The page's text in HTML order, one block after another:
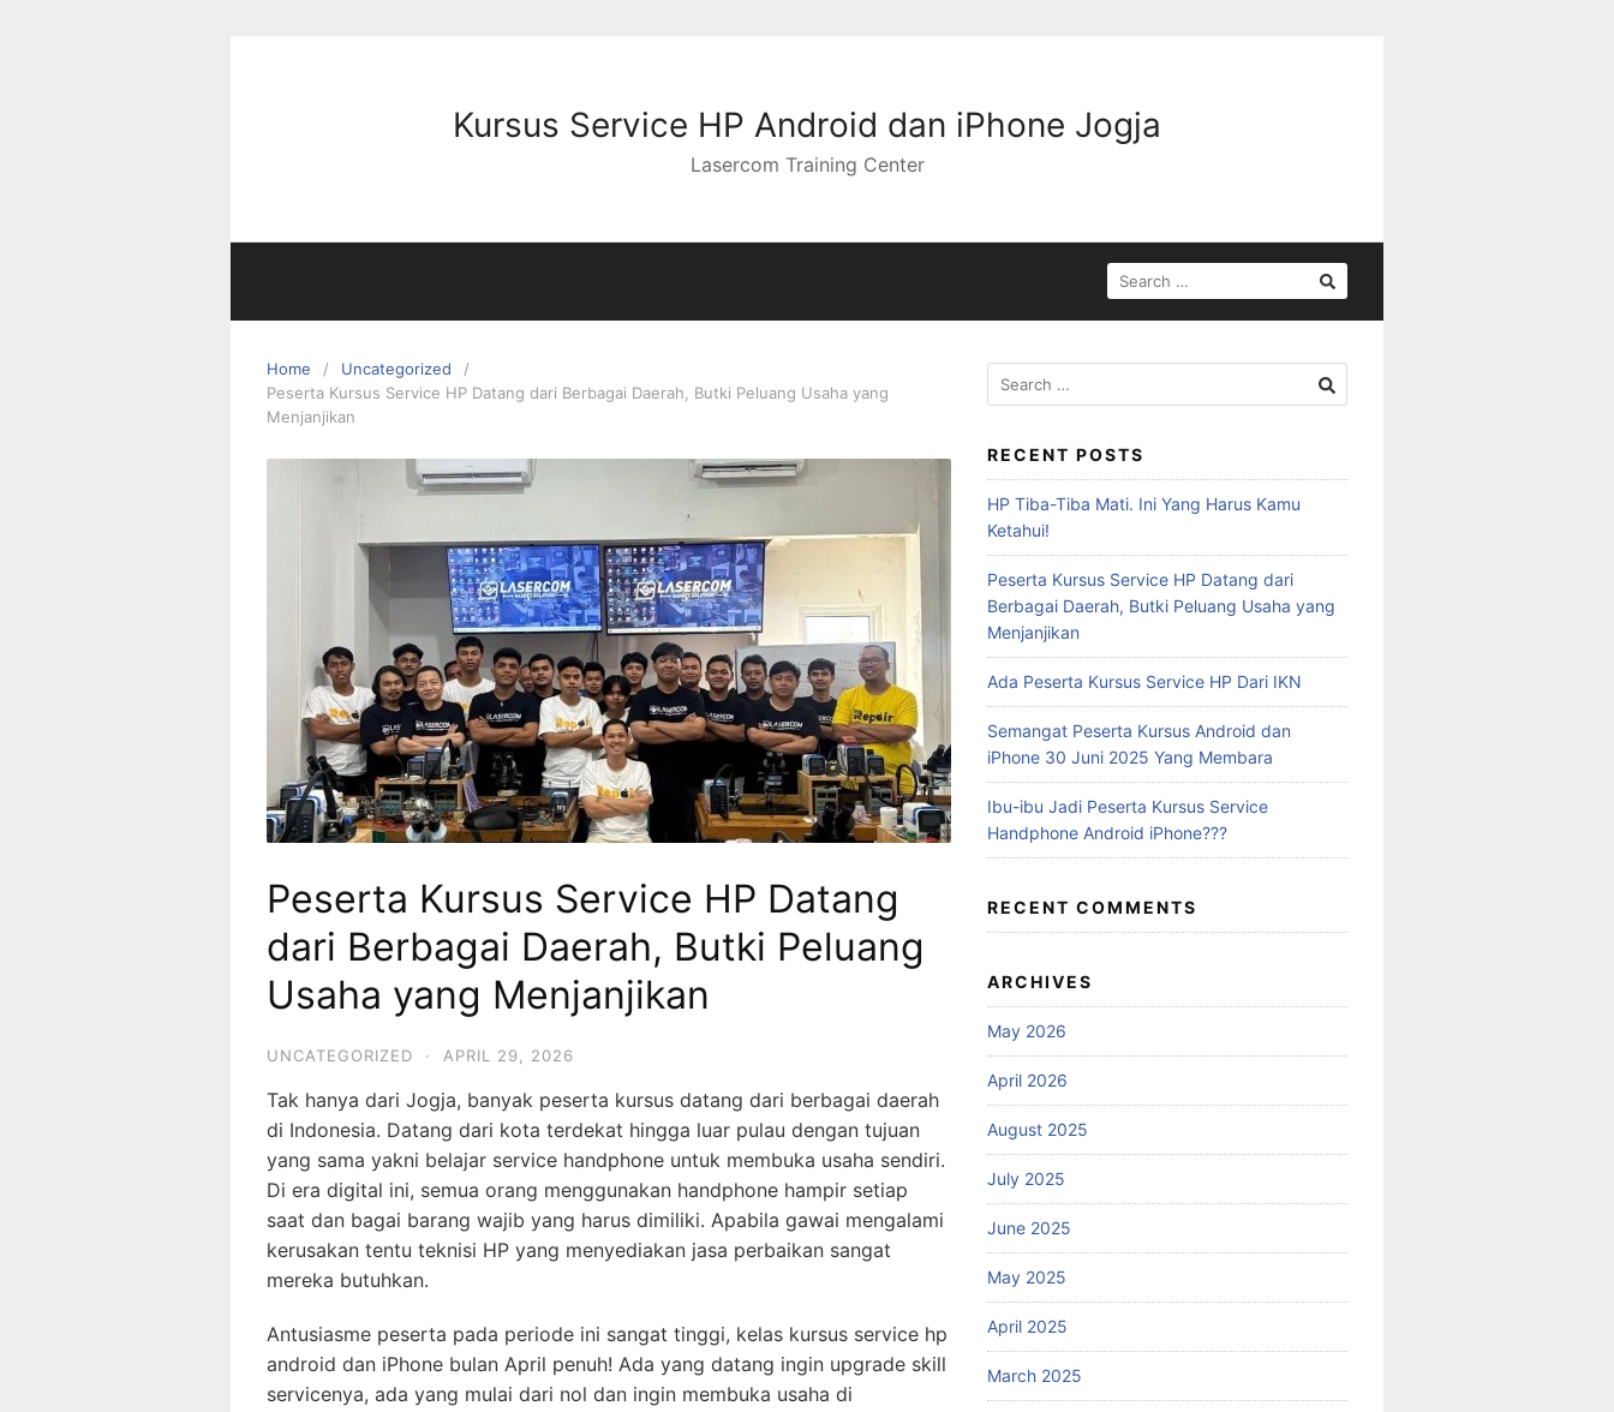
Kursus Service HP Android dan iPhone Jogja
Lasercom Training Center
Home
Uncategorized
Peserta Kursus Service HP Datang dari Berbagai Daerah, Butki Peluang Usaha yang
Menjanjikan
Peserta Kursus Service HP Datang
dari Berbagai Daerah, Butki Peluang
Usaha yang Menjanjikan
UNCATEGORIZED · APRIL 29, 2026
Tak hanya dari Jogja, banyak peserta kursus datang dari berbagai daerah
di Indonesia. Datang dari kota terdekat hingga luar pulau dengan tujuan
yang sama yakni belajar service handphone untuk membuka usaha sendiri.
Di era digital ini, semua orang menggunakan handphone hampir setiap
saat dan bagai barang wajib yang harus dimiliki. Apabila gawai mengalami
kerusakan tentu teknisi HP yang menyediakan jasa perbaikan sangat
mereka butuhkan.
Antusiasme peserta pada periode ini sangat tinggi, kelas kursus service hp
android dan iPhone bulan April penuh! Ada yang datang ingin upgrade skill
servicenya, ada yang mulai dari nol dan ingin membuka usaha di
RECENT POSTS
HP Tiba-Tiba Mati. Ini Yang Harus Kamu
Ketahui!
Peserta Kursus Service HP Datang dari
Berbagai Daerah, Butki Peluang Usaha yang
Menjanjikan
Ada Peserta Kursus Service HP Dari IKN
Semangat Peserta Kursus Android dan
iPhone 30 Juni 2025 Yang Membara
Ibu-ibu Jadi Peserta Kursus Service
Handphone Android iPhone???
RECENT COMMENTS
ARCHIVES
May 2026
April 2026
August 2025
July 2025
June 2025
May 2025
April 2025
March 2025